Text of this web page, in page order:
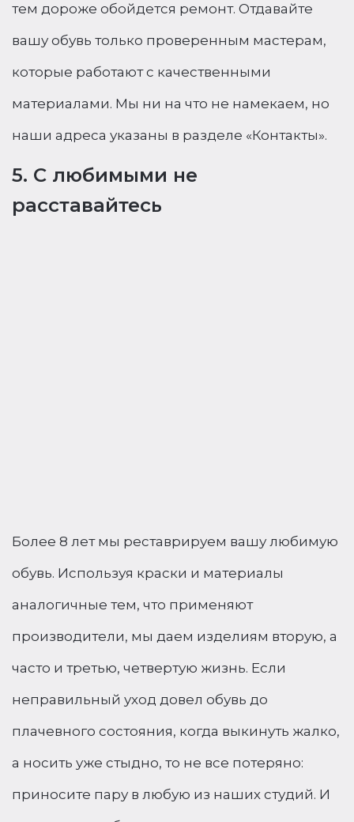
тем дороже обойдется ремонт. Отдавайте
вашу обувь только проверенным мастерам,
которые работают с качественными
материалами. Мы ни на что не намекаем, но
наши адреса указаны в разделе «Контакты».
5. С любимыми не
расставайтесь
Более 8 лет мы реставрируем вашу любимую
обувь. Используя краски и материалы
аналогичные тем, что применяют
производители, мы даем изделиям вторую, а
часто и третью, четвертую жизнь. Если
неправильный уход довел обувь до
плачевного состояния, когда выкинуть жалко,
а носить уже стыдно, то не все потеряно:
приносите пару в любую из наших студий. И